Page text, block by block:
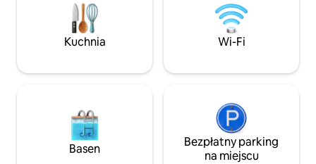
i ręczniki wliczone w cenę pobytu wiFi
Powitanie na miejscu lub skrytka
z kluczami, jeśli gospodarz jest
niedostępny lub przyjeżdżasz późno
Nespresso,
Fi, łóżko 160 cm,
życzenie...
zapewnione.
Kuchnia Wi-Fi
Basen
Bezpłatny parking
na miejscu